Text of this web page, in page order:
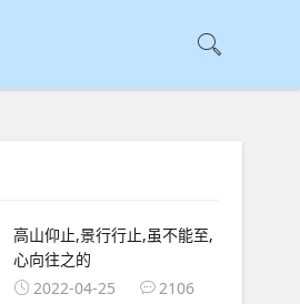
高山仰止,景行行止,虽不能至,
心向往之的
2022-04-25
2106